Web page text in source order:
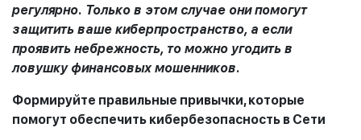
регулярно. Только в этом случае они помогут
защитить ваше киберпространство, а если
проявить небрежность, то можно угодить в
ловушку финансовых мошенников.
Формируйте правильные привычки, которые
помогут обеспечить кибербезопасность в Сети